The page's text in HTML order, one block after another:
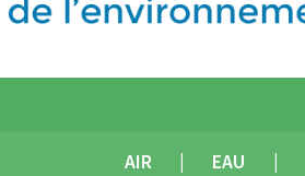
AIR EAU